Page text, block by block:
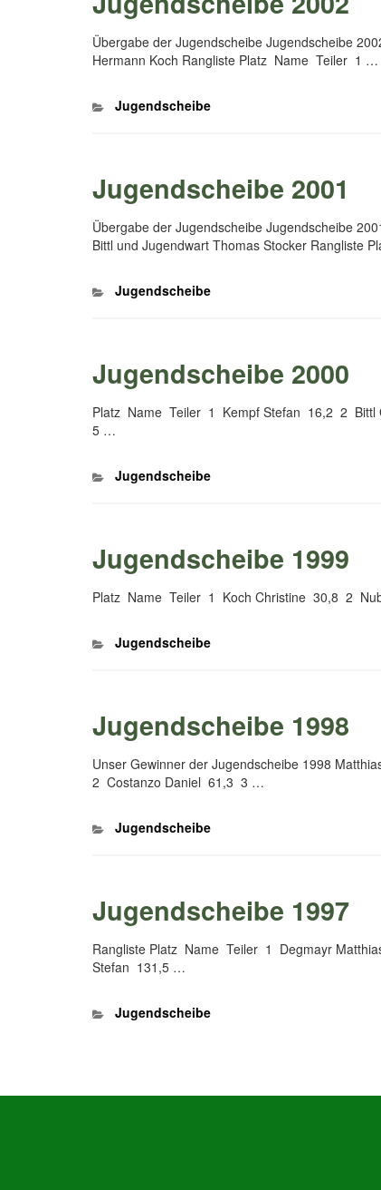
Übergabe der Jugendscheibe Jugendscheibe
Hermann Koch Rangliste Platz Name Teiler 1 …
Kategorien
Jugendscheibe
Jugendscheibe 2001
Übergabe der Jugendscheibe Jugendscheibe
Bittl und Jugendwart Thomas Stocker Rangliste
Kategorien
Jugendscheibe
Jugendscheibe 2000
Platz Name Teiler 1 Kempf Stefan 16,2 2
5 …
Kategorien
Jugendscheibe
Jugendscheibe 1999
Platz Name Teiler 1 Koch Christine 30,8 2
Kategorien
Jugendscheibe
Jugendscheibe 1998
Unser Gewinner der Jugendscheibe 1998
2 Costanzo Daniel 61,3 3 …
Kategorien
Jugendscheibe
Jugendscheibe 1997
Rangliste Platz Name Teiler 1 Degmayr
Stefan 131,5 …
Kategorien
Jugendscheibe